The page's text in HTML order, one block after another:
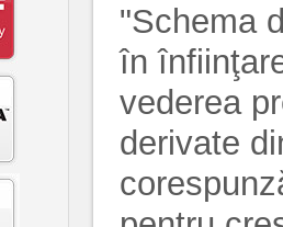
"Schema
în
vederea
derivate